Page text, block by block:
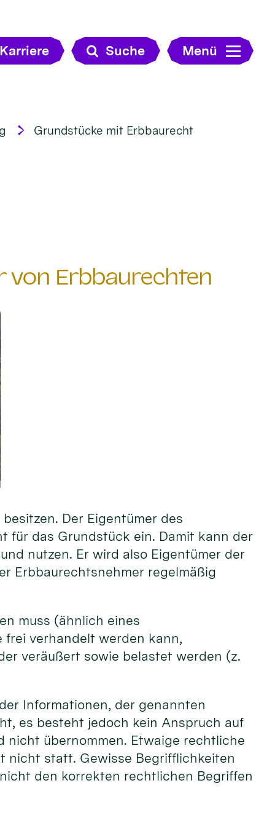
Karriere Suche Menü
Grundstücke mit Erbbaurecht
von Erbbaurechten
Der Eigentümer des
für das Grundstück ein. Damit kann der
nutzen. Er wird also Eigentümer der
Erbbaurechtsnehmer regelmäßig
muss (ähnlich eines
verhandelt werden kann,
veräußert sowie belastet werden (z.
Informationen, der genannten
es besteht jedoch kein Anspruch auf
übernommen. Etwaige rechtliche
nicht statt. Gewisse Begrifflichkeiten
den korrekten rechtlichen Begriffen